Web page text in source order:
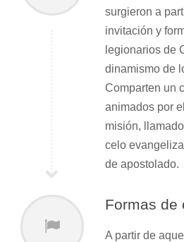
surgieron a
invitación y
legionarios de
dinamismo de
Comparten un
animados por
misión,
celo
de apostolado.
Formas de
A partir de